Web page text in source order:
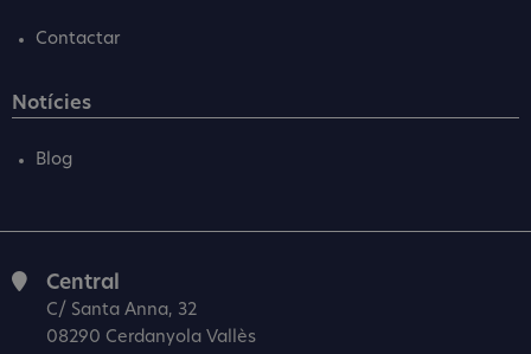
Contactar
Notícies
Blog
Central
C/ Santa Anna, 32
08290 Cerdanyola Vallès